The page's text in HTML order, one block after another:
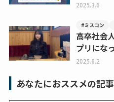
2025.3.6
#ミスコン
高卒社会
プリにな
2025.6.2
あなたにおススメの記事